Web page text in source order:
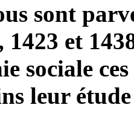
sont
1423 et
sociale
leur